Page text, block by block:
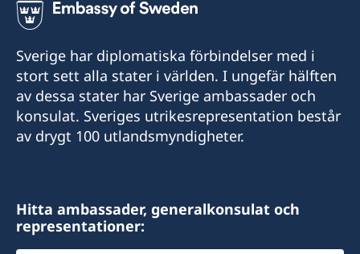
Sverige har diplomatiska förbindelser med i
stort sett alla stater i världen. I ungefär hälften
av dessa stater har Sverige ambassader och
konsulat. Sveriges utrikesrepresentation består
av drygt 100 utlandsmyndigheter.
Hitta ambassader, generalkonsulat och
representationer: